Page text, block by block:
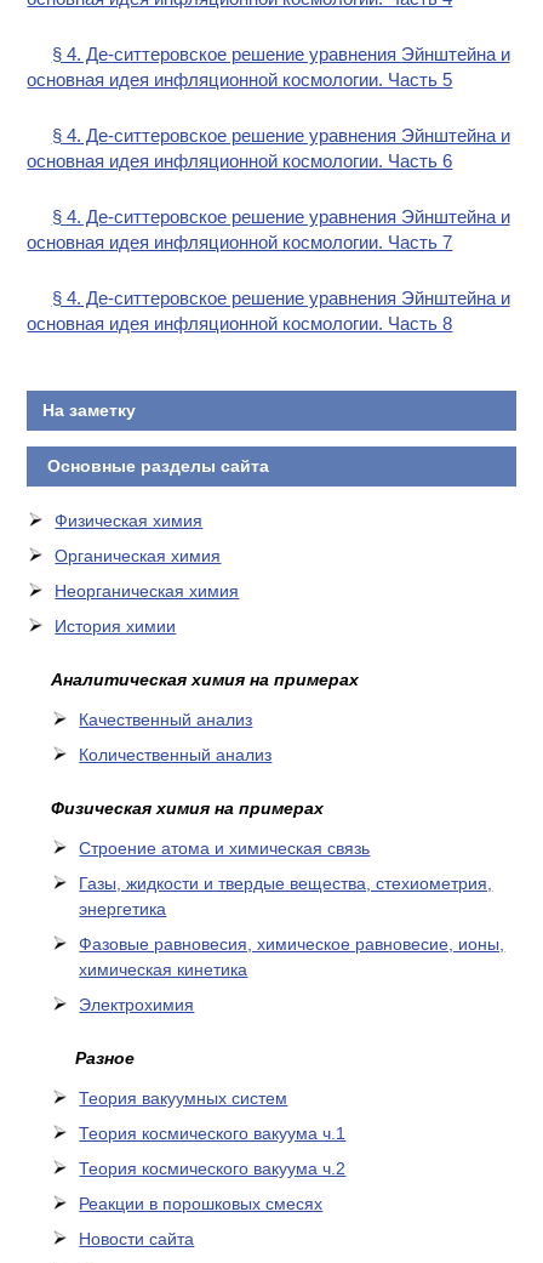
§ 4. Де-ситтеровское решение уравнения Эйнштейна и
основная идея инфляционной космологии. Часть 5
§ 4. Де-ситтеровское решение уравнения Эйнштейна и
основная идея инфляционной космологии. Часть 6
§ 4. Де-ситтеровское решение уравнения Эйнштейна и
основная идея инфляционной космологии. Часть 7
§ 4. Де-ситтеровское решение уравнения Эйнштейна и
основная идея инфляционной космологии. Часть 8
На заметку
Основные разделы сайта
Физическая химия
Органическая химия
Неорганическая химия
История химии
Аналитическая химия на примерах
Качественный анализ
Количественный анализ
Физическая химия на примерах
Cтроение атома и химическая связь
Газы, жидкости и твердые вещества, стехиометрия,
энергетика
Фазовые равновесия, химическое равновесие, ионы,
химическая кинетика
Электрохимия
Разное
Теория вакуумных систем
Теория космического вакуума ч.1
Теория космического вакуума ч.2
Реакции в порошковых смесях
Новости сайта